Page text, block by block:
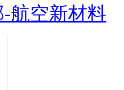
航空新材料